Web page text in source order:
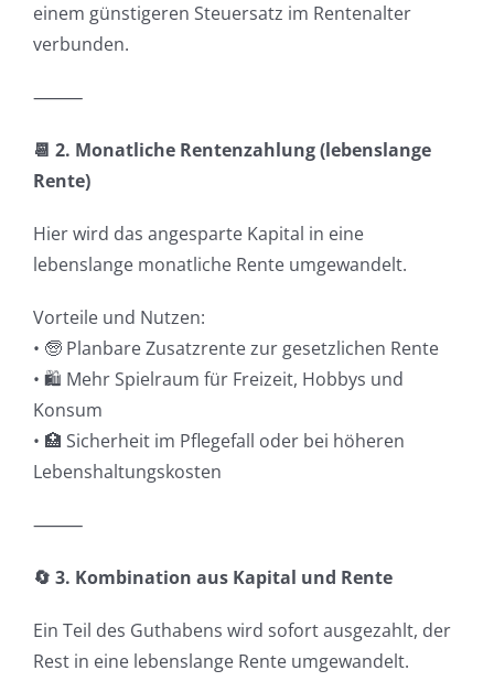
einem günstigeren Steuersatz im Rentenalter
verbunden.
⸻
📆 2. Monatliche Rentenzahlung (lebenslange
Rente)
Hier wird das angesparte Kapital in eine
lebenslange monatliche Rente umgewandelt.
Vorteile und Nutzen:
• 🧓 Planbare Zusatzrente zur gesetzlichen Rente
• 🛍️ Mehr Spielraum für Freizeit, Hobbys und
Konsum
• 🏥 Sicherheit im Pflegefall oder bei höheren
Lebenshaltungskosten
⸻
🔄 3. Kombination aus Kapital und Rente
Ein Teil des Guthabens wird sofort ausgezahlt, der
Rest in eine lebenslange Rente umgewandelt.